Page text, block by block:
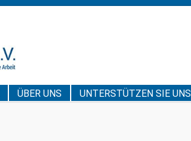
ÜBER UNS UNTERSTÜTZEN SIE UNS